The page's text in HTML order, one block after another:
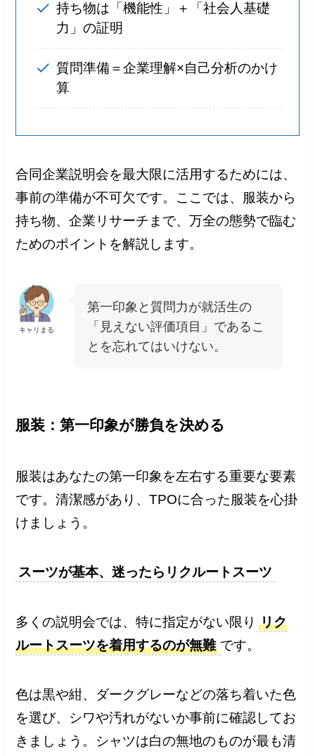
持ち物は「機能性」＋「社会人基礎
力」の証明
質問準備＝企業理解×自己分析のかけ
算
合同企業説明会を最大限に活用するためには、
事前の準備が不可欠です。ここでは、服装から
持ち物、企業リサーチまで、万全の態勢で臨む
ためのポイントを解説します。
キャリまる
第一印象と質問力が就活生の
「見えない評価項目」であるこ
とを忘れてはいけない。
服装：第一印象が勝負を決める
服装はあなたの第一印象を左右する重要な要素
です。清潔感があり、TPOに合った服装を心掛
けましょう。
スーツが基本、迷ったらリクルートスーツ
多くの説明会では、特に指定がない限り リク
ルートスーツを着用するのが無難 です。
色は黒や紺、ダークグレーなどの落ち着いた色
を選び、シワや汚れがないか事前に確認してお
きましょう。シャツは白の無地のものが最も清